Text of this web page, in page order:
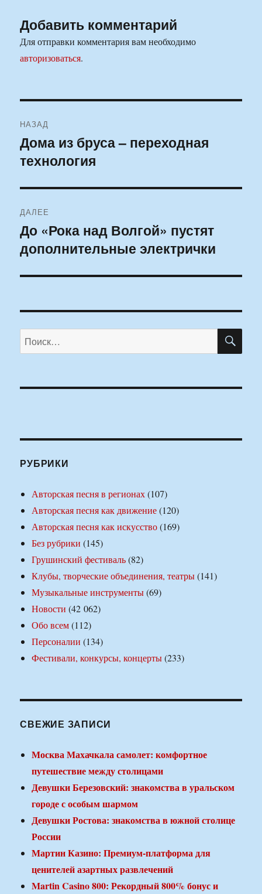
Добавить комментарий
Для отправки комментария вам необходимо
авторизоваться.
по
записям
НАЗАД
Предыдущая
запись:
Дома из бруса – переходная
технология
ДАЛЕЕ
Следующая
запись:
До «Рока над Волгой» пустят
дополнительные электрички
Искать:
РУБРИКИ
Авторская песня в регионах(107)
Авторская песня как движение(120)
Авторская песня как искусство(169)
Без рубрики (145)
Грушинский фестиваль(82)
Клубы, творческие объединения, театры(141)
Музыкальные инструменты(69)
Новости (42 062)
Обо всем(112)
Персоналии (134)
Фестивали, конкурсы, концерты(233)
СВЕЖИЕ ЗАПИСИ
Москва Махачкала самолет: комфортное
путешествие между столицами
Девушки Березовский: знакомства в уральском
городе с особым шармом
Девушки Ростова: знакомства в южной столице
России
Мартин Казино: Премиум-платформа для
ценителей азартных развлечений
Martin Casino 800: Рекордный 800% бонус и